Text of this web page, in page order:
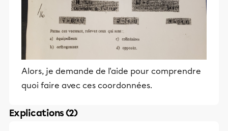
Alors, je demande de l'aide pour comprendre
quoi faire avec ces coordonnées.
Explications (2)